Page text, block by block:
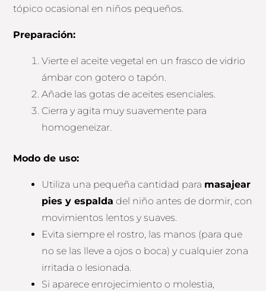
tópico ocasional en niños pequeños.
Preparación:
Vierte el aceite vegetal en un frasco de vidrio
ámbar con gotero o tapón.
Añade las gotas de aceites esenciales.
Cierra y agita muy suavemente para
homogeneizar.
Modo de uso:
Utiliza una pequeña cantidad para masajear
pies y espalda del niño antes de dormir, con
movimientos lentos y suaves.
Evita siempre el rostro, las manos (para que
no se las lleve a ojos o boca) y cualquier zona
irritada o lesionada.
Si aparece enrojecimiento o molestia,